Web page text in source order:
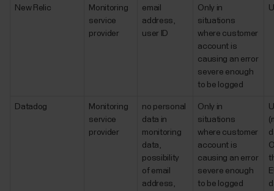
New Relic
Monitoring
service
provider
email
address,
user ID
Only in
situations
where customer
account is
causing an error
severe enough
to be logged
Datadog
Monitoring
service
provider
no personal
data in
monitoring
data,
possibility
of email
address,
Only in
situations
where customer
account is
causing an error
severe enough
to be logged